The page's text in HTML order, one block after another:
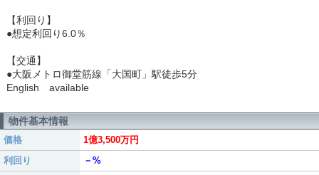
【利回り】
●想定利回り6.0％
【交通】
●大阪メトロ御堂筋線「大国町」駅徒歩5分
English available
物件基本情報
価格
1億3,500万円
利回り
－%